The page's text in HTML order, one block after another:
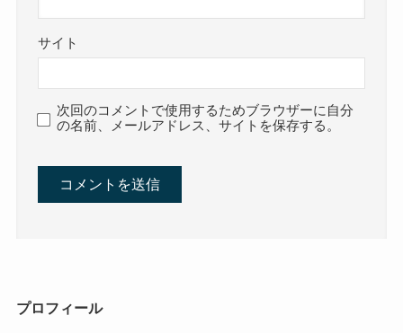
サイト
次回のコメントで使用するためブラウザーに自分
の名前、メールアドレス、サイトを保存する。
プロフィール